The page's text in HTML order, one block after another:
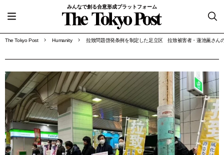
みんなで創る合意形成プラットフォーム
The Tokyo Post Humanity 拉致問題啓発条例を制定した足立区 拉致被害者・蓮池薫さん